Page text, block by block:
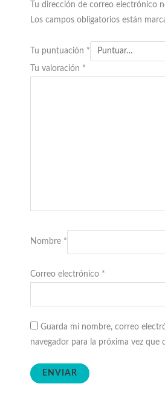
Tu dirección de correo electrónico
Los campos obligatorios están
Tu puntuación *
Tu valoración *
Nombre *
Correo electrónico *
Guarda mi nombre, correo
navegador para la próxima vez que